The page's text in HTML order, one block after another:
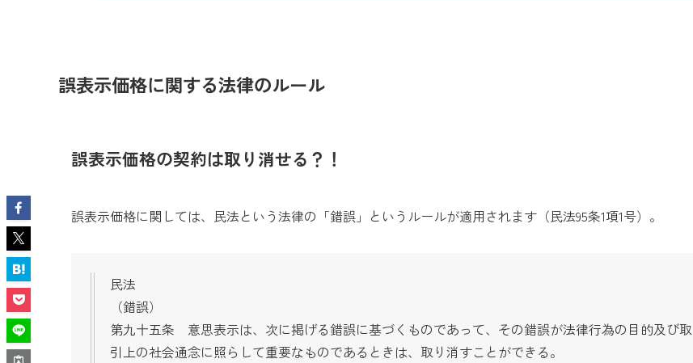
誤表示価格に関する法律のルール
誤表示価格の契約は取り消せる？！
誤表示価格に関しては、民法という法律の「錯誤」というルールが適用されます（民法95条1項1号）。
民法
（錯誤）
第九十五条 意思表示は、次に掲げる錯誤に基づくものであって、その錯誤が法律行為の目的及び取
引上の社会通念に照らして重要なものであるときは、取り消すことができる。